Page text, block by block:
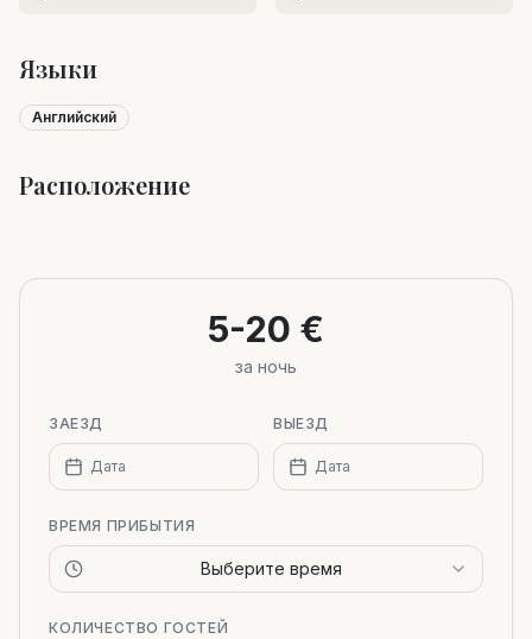
Языки
Английский
Расположение
−
5-20 €
за ночь
ЗАЕЗД
Дата
ВЫЕЗД
Дата
ВРЕМЯ ПРИБЫТИЯ
Выберите время
КОЛИЧЕСТВО ГОСТЕЙ